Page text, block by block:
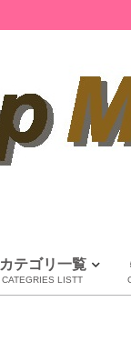
カテゴリ一覧
CATEGRIES LISTT